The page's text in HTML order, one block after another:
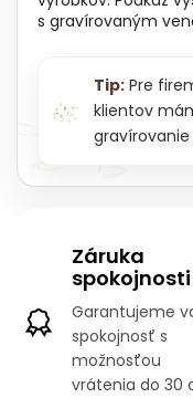
s gravírovaným
Tip: Pre
klientov
Záruka
spokojnosti
Garantujeme
spokojnosť s
možnosťou
vrátenia do 30